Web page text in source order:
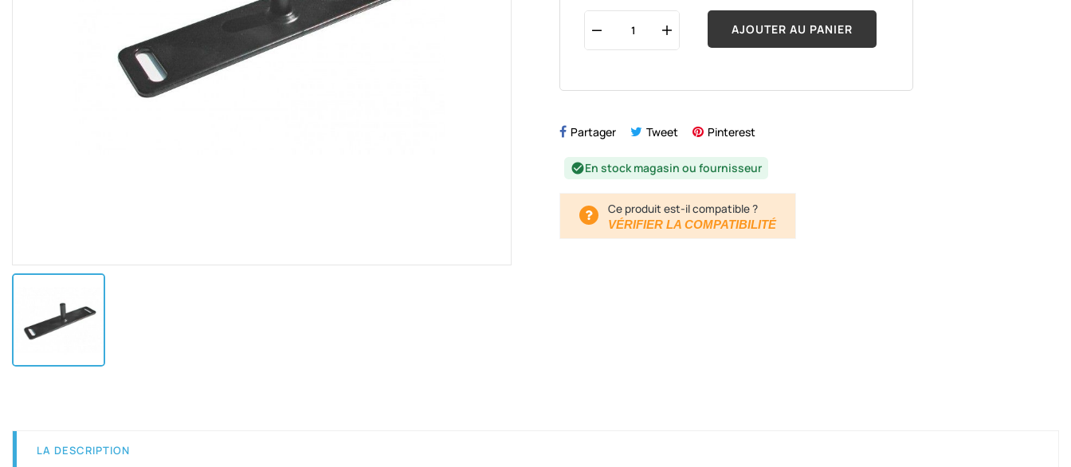
AJOUTER AU PANIER
Partager Tweet Pinterest
check_circleEn stock magasin ou fournisseur
Ce produit est-il compatible ?
VÉRIFIER LA COMPATIBILITÉ
LA DESCRIPTION